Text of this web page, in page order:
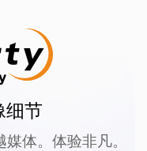
细节
体。体验非凡。